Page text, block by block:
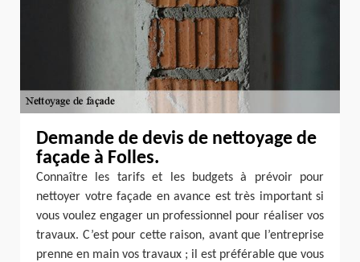
Demande de devis de nettoyage de
façade à Folles.
Connaître les tarifs et les budgets à prévoir pour
nettoyer votre façade en avance est très important si
vous voulez engager un professionnel pour réaliser vos
travaux. C’est pour cette raison, avant que l’entreprise
prenne en main vos travaux ; il est préférable que vous